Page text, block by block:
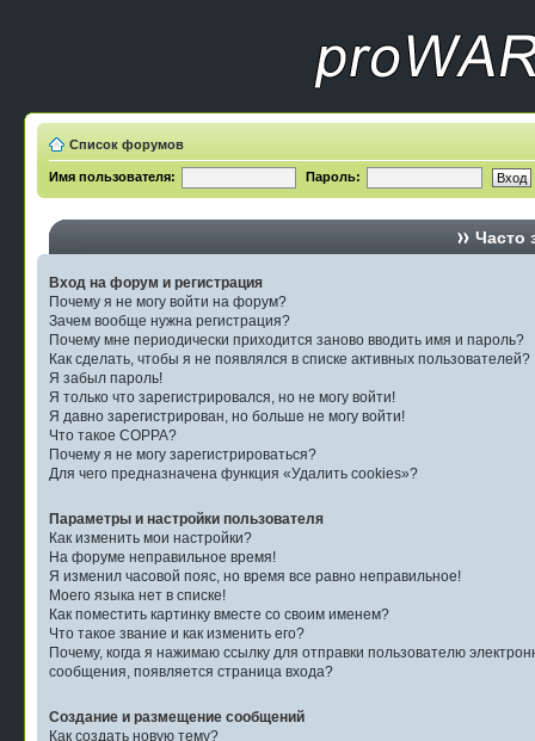
Список форумов
Имя пользователя: Пароль:
Часто
Вход на форум и регистрация
Почему я не могу войти на форум?
Зачем вообще нужна регистрация?
Почему мне периодически приходится заново вводить имя и пароль?
Как сделать, чтобы я не появлялся в списке активных пользователей?
Я забыл пароль!
Я только что зарегистрировался, но не могу войти!
Я давно зарегистрирован, но больше не могу войти!
Что такое COPPA?
Почему я не могу зарегистрироваться?
Для чего предназначена функция «Удалить cookies»?
Параметры и настройки пользователя
Как изменить мои настройки?
На форуме неправильное время!
Я изменил часовой пояс, но время все равно неправильное!
Моего языка нет в списке!
Как поместить картинку вместе со своим именем?
Что такое звание и как изменить его?
Почему, когда я нажимаю ссылку для отправки пользователю
сообщения, появляется страница входа?
Создание и размещение сообщений
Как создать новую тему?